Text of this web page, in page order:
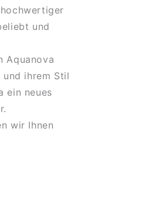
und
Aquanova
ihrem Stil
ein neues
wir Ihnen